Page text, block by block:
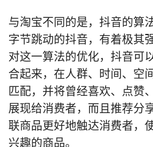
与淘宝不同的是，抖音的算
字节跳动的抖音，有着极其
对这一算法的优化，抖音可
合起来，在人群、时间、空
匹配，并将曾经喜欢、点赞
展现给消费者，而且推荐分
联商品更好地触达消费者，
兴趣的商品。